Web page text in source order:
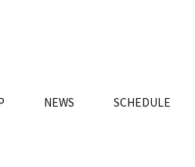
NEWS SCHEDULE